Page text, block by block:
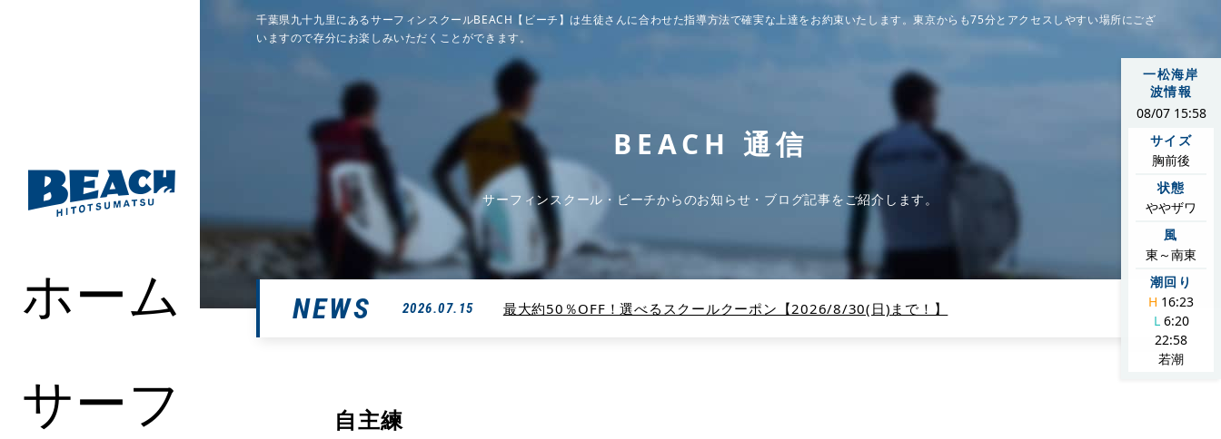
ホーム
サーフ
一松海岸
波情報
08/07 15:58
サイズ
胸前後
状態
ややザワ
風
東～南東
潮回り
H 16:23
L6:20
22:58
若潮
千葉県九十九里にあるサーフィンスクールBEACH【ビーチ】は生徒さんに合わせた指導方法で確実な上達をお約束いたします。東京からも75分とアクセスしやすい場所にござ
いますので存分にお楽しみいただくことができます。
BEACH 通信
サーフィンスクール・ビーチからのお知らせ・ブログ記事をご紹介します。
NEWS 2026.07.15 最大約50％OFF！選べるスクールクーポン【2026/8/30(日)まで！】
自主練